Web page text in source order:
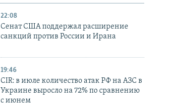
22:08
Сенат США поддержал расширение
санкций против России и Ирана
19:46
CIR: в июле количество атак РФ на АЗС в
Украине выросло на 72% по сравнению
с июнем